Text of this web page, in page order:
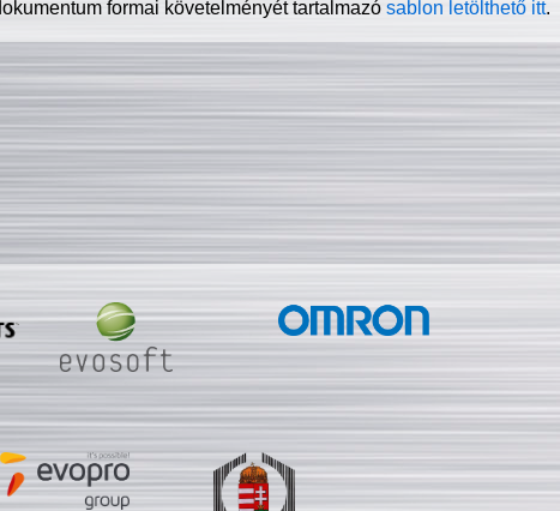
formai követelményét tartalmazósablon letölthető itt.